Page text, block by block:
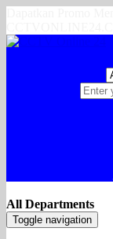
All Departments
Toggle navigation